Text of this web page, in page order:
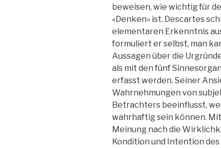
beweisen, wie wichtig für
«Denken» ist. Descartes
elementaren Erkenntnis
formuliert er selbst, man
Aussagen über die
als mit den fünf
erfasst werden. Seiner
Wahrnehmungen von
Betrachters beeinflusst,
wahrhaftig sein können.
Meinung nach die
Kondition und Intention